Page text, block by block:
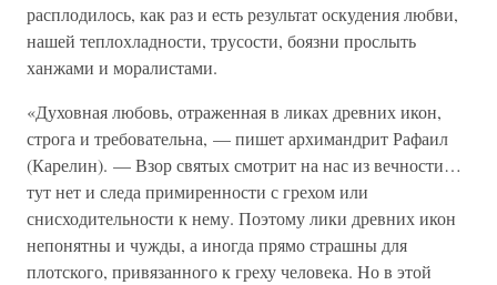
расплодилось, как раз и есть результат оскудения любви,
нашей теплохладности, трусости, боязни прослыть
ханжами и моралистами.
«Духовная любовь, отраженная в ликах древних икон,
строга и требовательна, — пишет архимандрит Рафаил
(Карелин). — Взор святых смотрит на нас из вечности…
тут нет и следа примиренности с грехом или
снисходительности к нему. Поэтому лики древних икон
непонятны и чужды, а иногда прямо страшны для
плотского, привязанного к греху человека. Но в этой